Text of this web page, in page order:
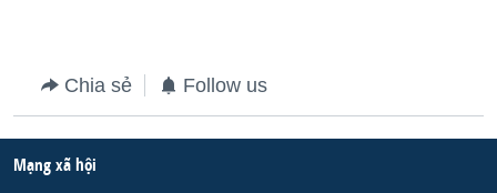
Chia sẻ Follow us
Mạng xã hội